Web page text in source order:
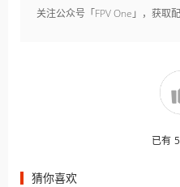
关注公众号「FPV One」，获取
已有 5
猜你喜欢